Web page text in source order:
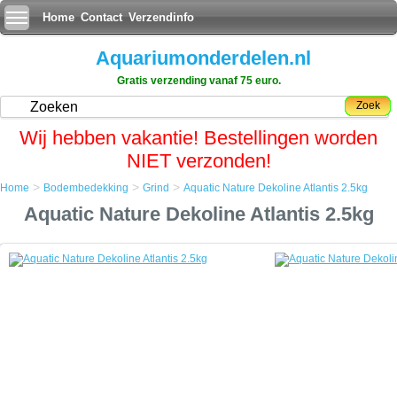
Home Contact Verzendinfo
Aquariumonderdelen.nl
Gratis verzending vanaf 75 euro.
Zoek
Wij hebben vakantie! Bestellingen worden
NIET verzonden!
Bodembedekking
Aquatic Nature Dekoline Atlantis 2.5kg
Home > Bodembedekking > Grind > Aquatic Nature Dekoline Atlantis 2.5kg
Aquatic Nature Dekoline Atlantis 2.5kg